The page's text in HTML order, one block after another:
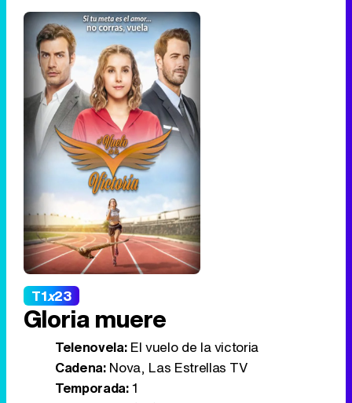
T1x23
Gloria muere
Telenovela:El vuelo de la victoria
Cadena:Nova, Las Estrellas TV
Temporada:1